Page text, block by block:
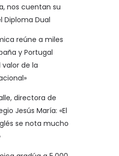
nos cuentan su
Diploma Dual
reúne a miles
y Portugal
de la
directora de
Jesús María: «El
se nota mucho